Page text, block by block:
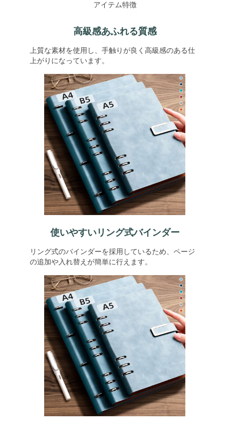
アイテム特徴
高級感あふれる質感
上質な素材を使用し、手触りが良く高級感のある仕
上がりになっています。
使いやすいリング式バインダー
リング式のバインダーを採用しているため、ページ
の追加や入れ替えが簡単に行えます。